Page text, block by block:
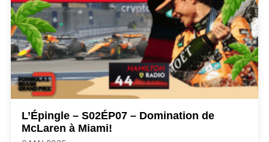
L’Épingle – S02ÉP07 – Domination de
McLaren à Miami!